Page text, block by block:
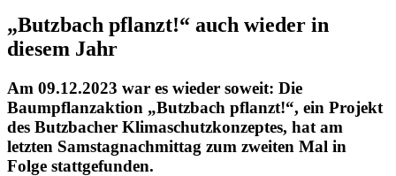
„Butzbach pflanzt!“ auch wieder in
diesem Jahr
Am 09.12.2023 war es wieder soweit: Die
Baumpflanzaktion „Butzbach pflanzt!“, ein Projekt
des Butzbacher Klimaschutzkonzeptes, hat am
letzten Samstagnachmittag zum zweiten Mal in
Folge stattgefunden.